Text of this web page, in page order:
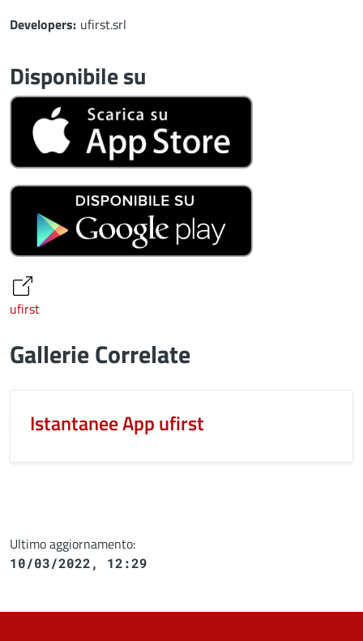
Developers Developers
ufirst.srl
Disponibile su
ufirst
Gallerie Correlate
Istantanee App ufirst
Ultimo aggiornamento:
10/03/2022, 12:29